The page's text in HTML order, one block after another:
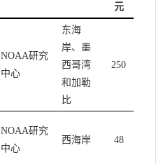
元
NOAA研究
中心
东海
岸、墨
西哥湾
和加勒
比
250
NOAA研究
中心
西海岸 48